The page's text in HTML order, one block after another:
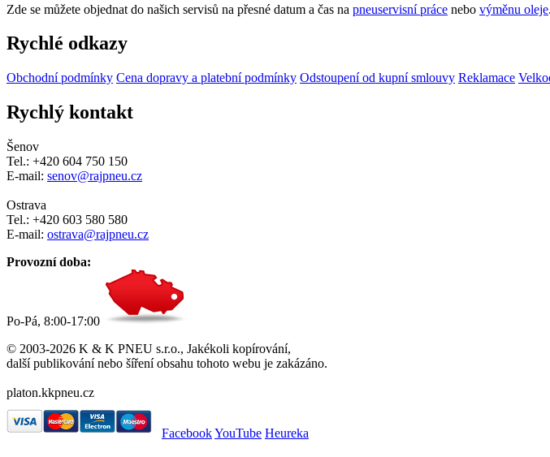
Zde se můžete objednat do našich servisů na přesné datum a čas na pneuservisní práce nebo výměnu oleje.
Rychlé odkazy
Obchodní podmínky Cena dopravy a platební podmínky Odstoupení od kupní smlouvy Reklamace
Rychlý kontakt
Šenov
Tel.: +420 604 750 150
E-mail: senov@rajpneu.cz
Ostrava
Tel.: +420 603 580 580
E-mail: ostrava@rajpneu.cz
Provozní doba:
Po-Pá, 8:00-17:00
© 2003-2026 K & K PNEU s.r.o., Jakékoli kopírování,
další publikování nebo šíření obsahu tohoto webu je zakázáno.
platon.kkpneu.cz
FacebookYouTube Heureka